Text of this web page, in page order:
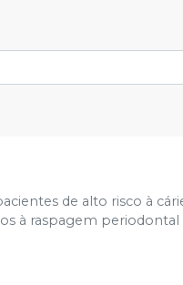
de alto risco à
à raspagem periodontal